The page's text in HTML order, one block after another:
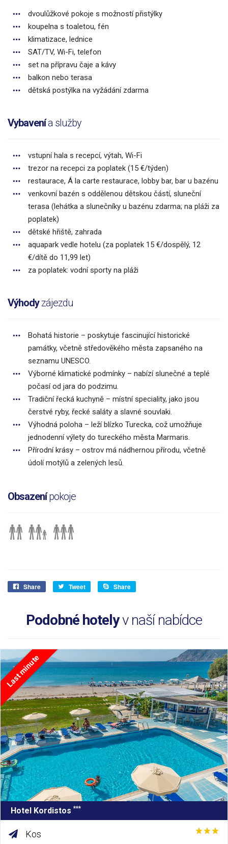
dvoulůžkové pokoje s možností přistýlky
koupelna s toaletou, fén
klimatizace, lednice
SAT/TV, Wi-Fi, telefon
set na přípravu čaje a kávy
balkon nebo terasa
dětská postýlka na vyžádání zdarma
Vybavenía služby
vstupní hala s recepcí, výtah, Wi-Fi
trezor na recepci za poplatek (15 €/týden)
restaurace, Á la carte restaurace, lobby bar, bar u bazénu
venkovní bazén s oddělenou dětskou částí, sluneční
terasa (lehátka a slunečníky u bazénu zdarma; na pláži za
poplatek)
dětské hřiště, zahrada
aquapark vedle hotelu (za poplatek 15 €/dospělý, 12
€/dítě do 11,99 let)
za poplatek: vodní sporty na pláži
Výhodyzájezdu
Bohatá historie – poskytuje fascinující historické
památky, včetně středověkého města zapsaného na
seznamu UNESCO.
Výborné klimatické podmínky – nabízí slunečné a teplé
počasí od jara do podzimu.
Tradiční řecká kuchyně – místní speciality, jako jsou
čerstvé ryby, řecké saláty a slavné souvlaki.
Výhodná poloha – leží blízko Turecka, což umožňuje
jednodenní výlety do tureckého města Marmaris.
Přírodní krásy – ostrov má nádhernou přírodu, včetně
údolí motýlů a zelených lesů.
Obsazenípokoje
Share Tweet Share
Podobné hotelyv naší nabídce
Last minute
Hotel Kordistos ***
Kos